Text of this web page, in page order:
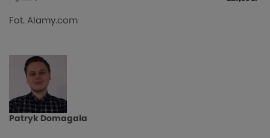
Fot. Alamy.com
Patryk Domagala